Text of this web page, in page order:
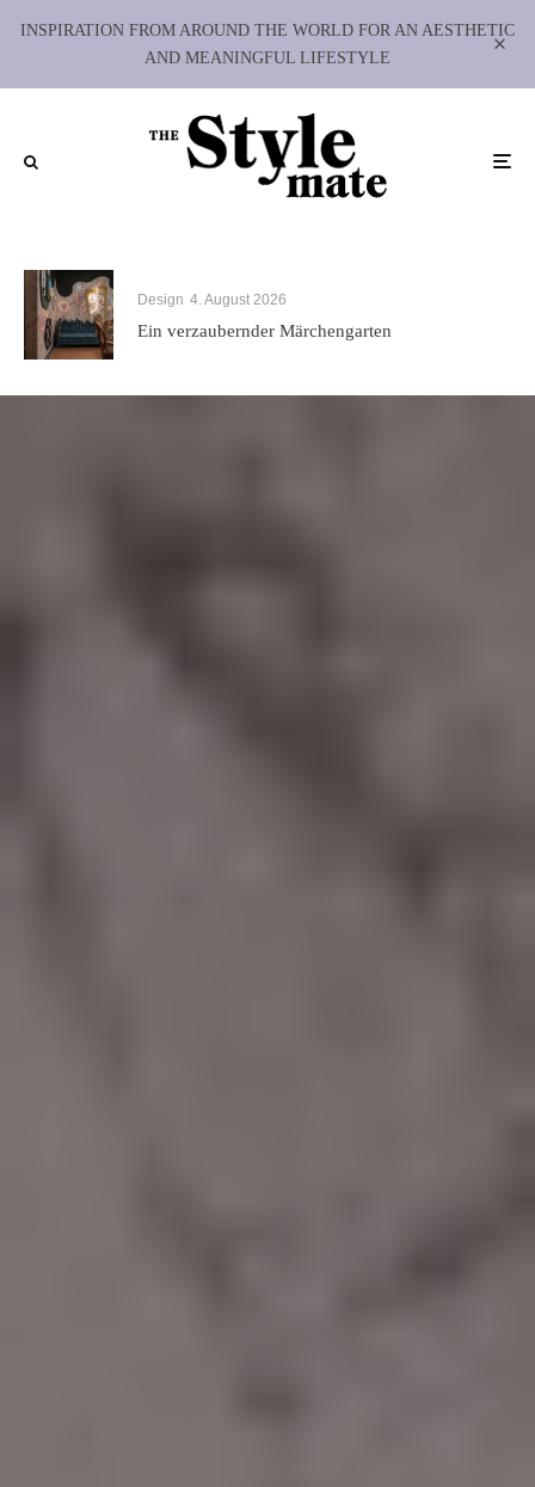
INSPIRATION FROM AROUND THE WORLD FOR AN AESTHETIC
AND MEANINGFUL LIFESTYLE
Design 4. August 2026
Ein verzaubernder Märchengarten